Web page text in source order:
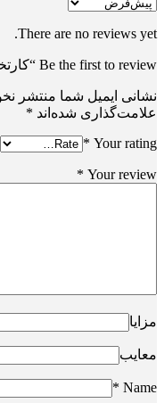
There are no reviews yet.
Be the first to review “کارتخوان نیولند مدل ME31 Pro”
نشانی ایمیل شما منتشر
علامت‌گذاری شده‌اند *
Your rating
*
Your review
*
مزایا
معایب
Name
*